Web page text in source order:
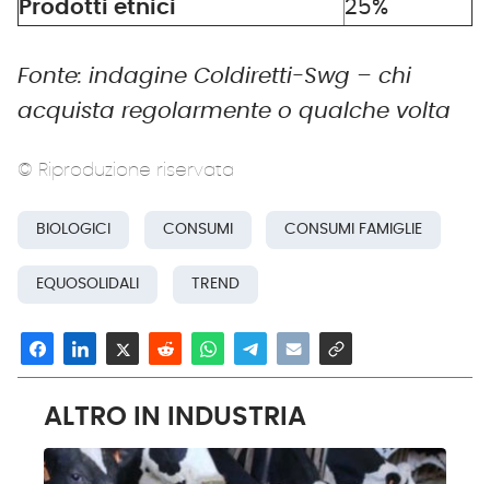
Prodotti etnici
25%
Fonte: indagine Coldiretti-Swg – chi
acquista regolarmente o qualche volta
© Riproduzione riservata
BIOLOGICI CONSUMI CONSUMI FAMIGLIE
EQUOSOLIDALI TREND
ALTRO IN INDUSTRIA